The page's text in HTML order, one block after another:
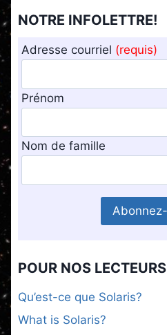
NOTRE INFOLETTRE!
Adresse courriel (requis)
Prénom
Nom de famille
POUR NOS LECTEURS
Qu’est-ce que Solaris?
What is Solaris?